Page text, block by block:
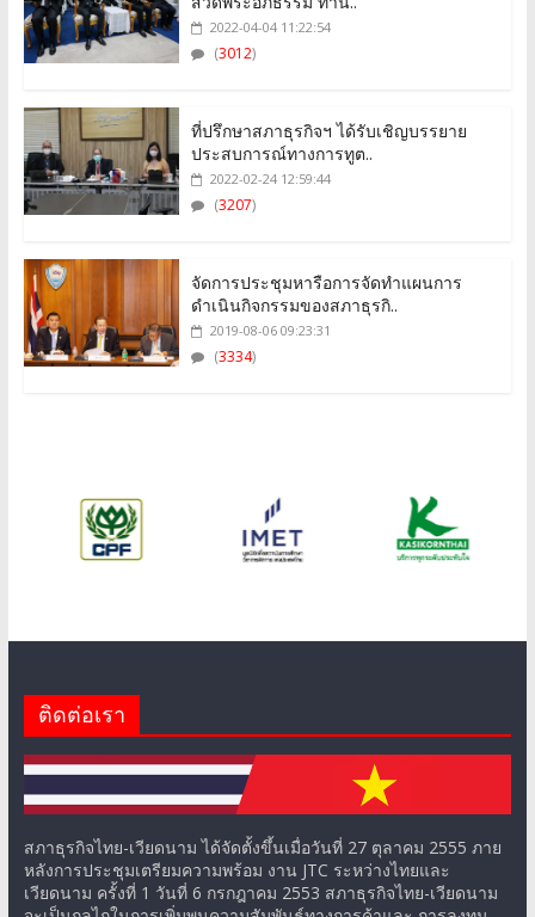
2022-04-04 11:22:54
(3012)
ที่ปรึกษาสภาธุรกิจฯ ได้รับเชิญบรรยาย
ประสบการณ์ทางการทูต..
2022-02-24 12:59:44
(3207)
จัดการประชุมหารือการจัดทำแผนการ
ดำเนินกิจกรรมของสภาธุรกิ..
2019-08-06 09:23:31
(3334)
ติดต่อเรา
สภาธุรกิจไทย-เวียดนาม ได้จัดตั้งขึ้นเมื่อวันที่ 27 ตุลาคม 2555 ภาย
หลังการประชุมเตรียมความพร้อม งาน JTC ระหว่างไทยและ
เวียดนาม ครั้งที่ 1 วันที่ 6 กรกฎาคม 2553 สภาธุรกิจไทย-เวียดนาม